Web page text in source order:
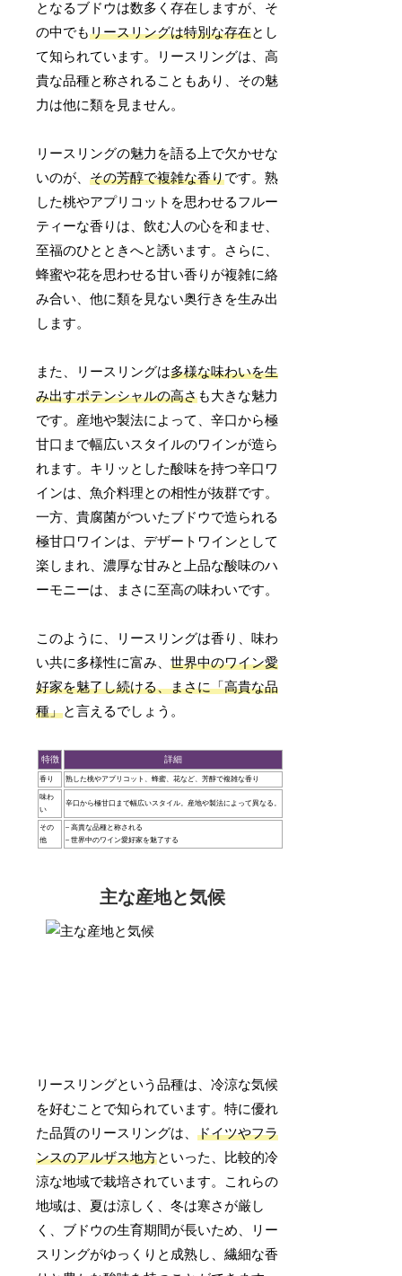
となるブドウは数多く存在しますが、そ
の中でもリースリングは特別な存在とし
て知られています。リースリングは、高
貴な品種と称されることもあり、その魅
力は他に類を見ません。
リースリングの魅力を語る上で欠かせな
いのが、その芳醇で複雑な香りです。熟
した桃やアプリコットを思わせるフルー
ティーな香りは、飲む人の心を和ませ、
至福のひとときへと誘います。さらに、
蜂蜜や花を思わせる甘い香りが複雑に絡
み合い、他に類を見ない奥行きを生み出
します。
また、リースリングは多様な味わいを生
み出すポテンシャルの高さも大きな魅力
です。産地や製法によって、辛口から極
甘口まで幅広いスタイルのワインが造ら
れます。キリッとした酸味を持つ辛口ワ
インは、魚介料理との相性が抜群です。
一方、貴腐菌がついたブドウで造られる
極甘口ワインは、デザートワインとして
楽しまれ、濃厚な甘みと上品な酸味のハ
ーモニーは、まさに至高の味わいです。
このように、リースリングは香り、味わ
い共に多様性に富み、世界中のワイン愛
好家を魅了し続ける、まさに「高貴な品
種」と言えるでしょう。
特徴 詳細
香り 熟した桃やアプリコット、蜂蜜、花など、芳醇で複雑な香り
味わ
い
辛口から極甘口まで幅広いスタイル。産地や製法によって異なる。
その
他
– 高貴な品種と称される
– 世界中のワイン愛好家を魅了する
主な産地と気候
リースリングという品種は、冷涼な気候
を好むことで知られています。特に優れ
た品質のリースリングは、ドイツやフラ
ンスのアルザス地方といった、比較的冷
涼な地域で栽培されています。これらの
地域は、夏は涼しく、冬は寒さが厳し
く、ブドウの生育期間が長いため、リー
スリングがゆっくりと成熟し、繊細な香